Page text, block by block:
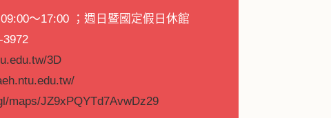
～17:00 ；週日暨國定假日休館
3D
maps/JZ9xPQYTd7AvwDz29